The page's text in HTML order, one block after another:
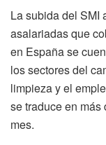
La subida del SMI
asalariadas que
en España se
los sectores del
limpieza y el
se traduce en
mes.